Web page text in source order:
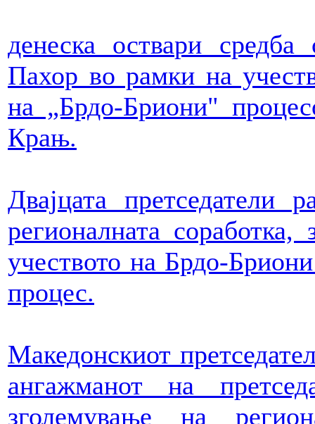
денеска оствари
Пахор во рамки на
на „Брдо-Бриони"
Крањ.
Двајцата претседатели
регионалната
учеството на Брдо-
процес.
Македонскиот
ангажманот на
зголемување на